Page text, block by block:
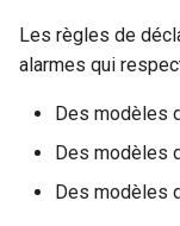
Les règles de
alarmes qui
Des modèles
Des modèles
Des modèles